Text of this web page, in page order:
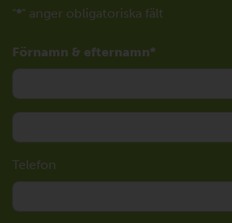
"*" anger obligatoriska fält
Förnamn & efternamn
Telefon